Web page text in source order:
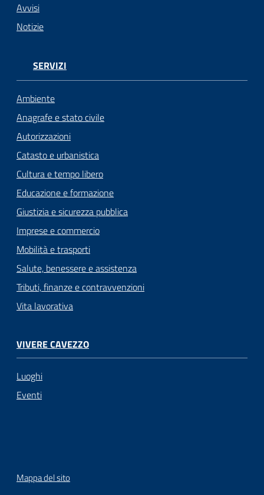
Avvisi
Notizie
SERVIZI
Ambiente
Anagrafe e stato civile
Autorizzazioni
Catasto e urbanistica
Cultura e tempo libero
Educazione e formazione
Giustizia e sicurezza pubblica
Imprese e commercio
Mobilità e trasporti
Salute, benessere e assistenza
Tributi, finanze e contravvenzioni
Vita lavorativa
VIVERE CAVEZZO
Luoghi
Eventi
Mappa del sito